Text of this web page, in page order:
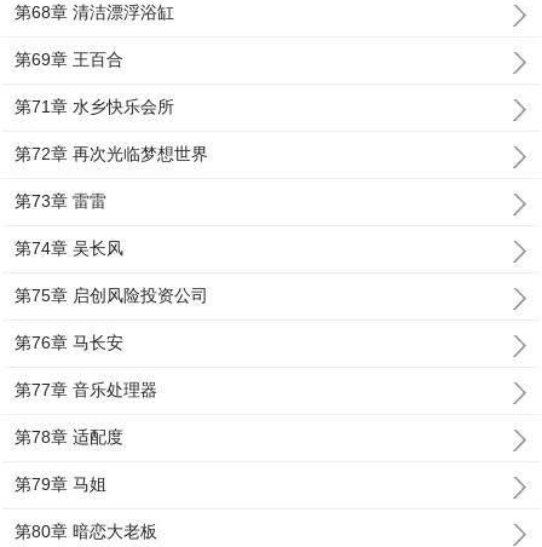
第68章 清洁漂浮浴缸
第69章 王百合
第71章 水乡快乐会所
第72章 再次光临梦想世界
第73章 雷雷
第74章 吴长风
第75章 启创风险投资公司
第76章 马长安
第77章 音乐处理器
第78章 适配度
第79章 马姐
第80章 暗恋大老板